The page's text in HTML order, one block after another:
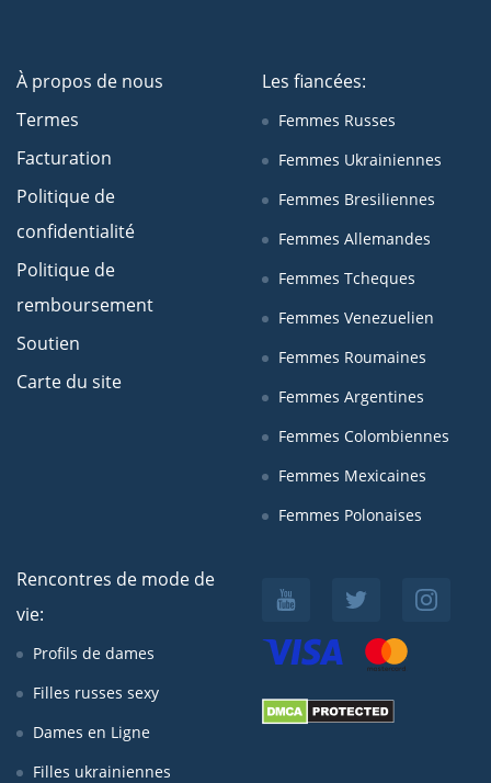
À propos de nous
Termes
Facturation
Politique de
confidentialité
Politique de
remboursement
Soutien
Carte du site
Les fiancées:
Femmes Russes
Femmes Ukrainiennes
Femmes Bresiliennes
Femmes Allemandes
Femmes Tcheques
Femmes Venezuelien
Femmes Roumaines
Femmes Argentines
Femmes Colombiennes
Femmes Mexicaines
Femmes Polonaises
Rencontres de mode de
vie:
Profils de dames
Filles russes sexy
Dames en Ligne
Filles ukrainiennes